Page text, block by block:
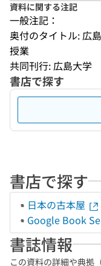
資料に関する注記
一般注記：
奥付のタイトル: 広
授業
共同刊行: 広島大学
書店で探す
書店で探す
日本の古本屋
Google Book
書誌情報
この資料の詳細や典拠